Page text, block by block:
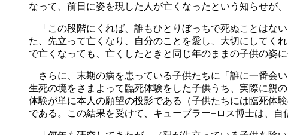
なって、前日に姿を現した人が亡くなったという知らせが
「この段階にくれば、誰もひとりぼっちで死ぬことはな
た、先立って亡くなり、自分のことを愛し、大切にしてく
で亡くなっても、亡くしたときと同じ年のままの子供の姿
さらに、末期の病を患っている子供たちに「誰に一番会
生死の境をさまよって臨死体験をした子供うち、実際に親
体験が単に本人の願望の投影である（子供たちには臨死体
である。この結果を受けて、キューブラー=ロス博士は、自